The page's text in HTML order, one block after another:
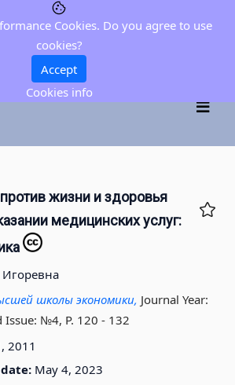
жизни и здоровья
медицинских услуг:
школы экономики, Journal Year:
Issue: №4, P. 120 - 132
2011
May 4, 2023
Cookies. Do you agree to use
cookies?
Accept
Cookies info